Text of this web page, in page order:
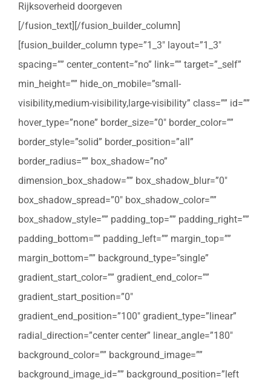
Rijksoverheid doorgeven
[/fusion_text][/fusion_builder_column]
[fusion_builder_column type=”1_3″ layout=”1_3″
spacing=”” center_content=”no” link=”” target=”_self”
min_height=”” hide_on_mobile=”small-
visibility,medium-visibility,large-visibility” class=”” id=””
hover_type=”none” border_size=”0″ border_color=””
border_style=”solid” border_position=”all”
border_radius=”” box_shadow=”no”
dimension_box_shadow=”” box_shadow_blur=”0″
box_shadow_spread=”0″ box_shadow_color=””
box_shadow_style=”” padding_top=”” padding_right=””
padding_bottom=”” padding_left=”” margin_top=””
margin_bottom=”” background_type=”single”
gradient_start_color=”” gradient_end_color=””
gradient_start_position=”0″
gradient_end_position=”100″ gradient_type=”linear”
radial_direction=”center center” linear_angle=”180″
background_color=”” background_image=””
background_image_id=”” background_position=”left